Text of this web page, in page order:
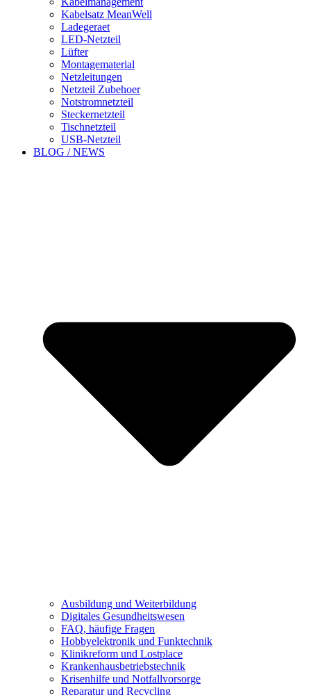
Kabelsatz MeanWell
Ladegeraet
LED-Netzteil
Lüfter
Montagematerial
Netzleitungen
Netzteil Zubehoer
Notstromnetzteil
Steckernetzteil
Tischnetzteil
USB-Netzteil
BLOG / NEWS
Ausbildung und Weiterbildung
Digitales Gesundheitswesen
FAQ, häufige Fragen
Hobbyelektronik und Funktechnik
Klinikreform und Lostplace
Krankenhausbetriebstechnik
Krisenhilfe und Notfallvorsorge
Reparatur und Recycling